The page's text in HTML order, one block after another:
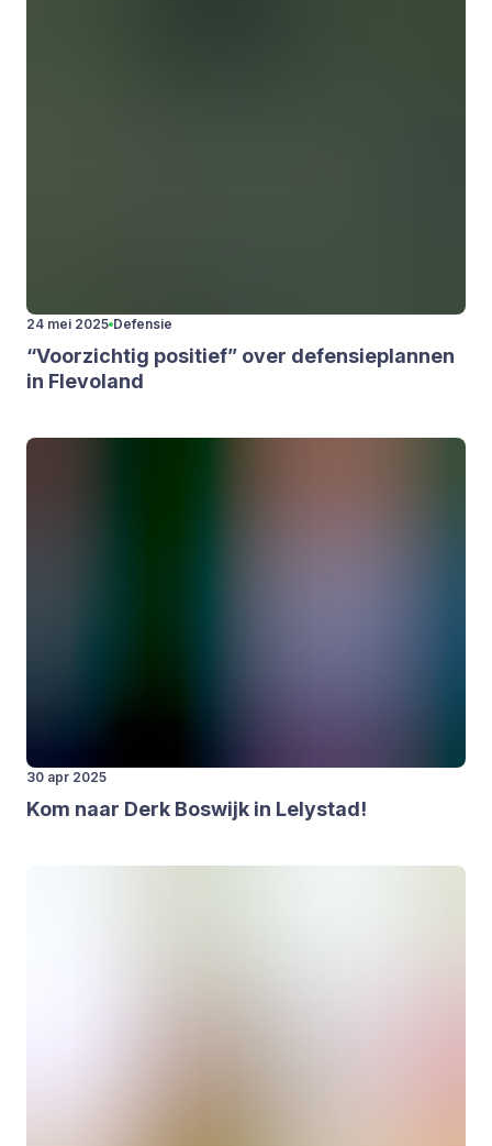
24 mei 2025 Defensie
“Voor­zich­tig posi­tief” over defen­sie­plan­nen
in Fle­vo­land
30 apr 2025
Kom naar Derk Bos­wijk in Lely­stad!